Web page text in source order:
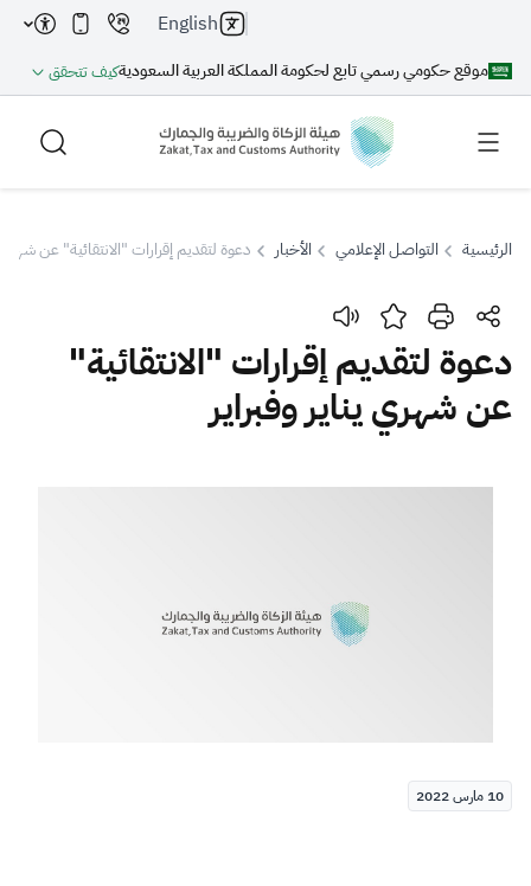
موقع حكومي رسمي تابع لحكومة المملكة العربية السعوديةكيف تتحقق
English
بحث
بحث بحث AI
اقتراحات
الرئيسية التواصل الإعلامي الأخبار دعوة لتقديم إقرارات "الانتقائية" عن شهري
دعوة لتقديم إقرارات "الانتقائية"
عن شهري يناير وفبراير
10 مارس 2022